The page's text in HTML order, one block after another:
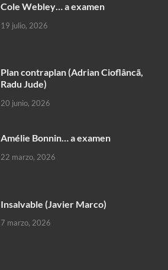
Cole Webley… a examen
19 julio, 2026
Plan contraplan (Adrian Cioflâncã,
Radu Jude)
20 junio, 2026
Amélie Bonnin… a examen
22 marzo, 2026
Insalvable (Javier Marco)
7 marzo, 2026